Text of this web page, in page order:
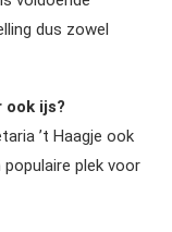
dus zowel
ijs?
’t Haagje ook
plek voor